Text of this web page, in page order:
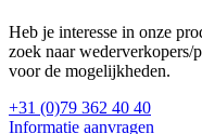
Heb je interesse in onze
zoek naar
voor de mogelijkheden.
+31 (0)79 362 40 40
Informatie aanvragen